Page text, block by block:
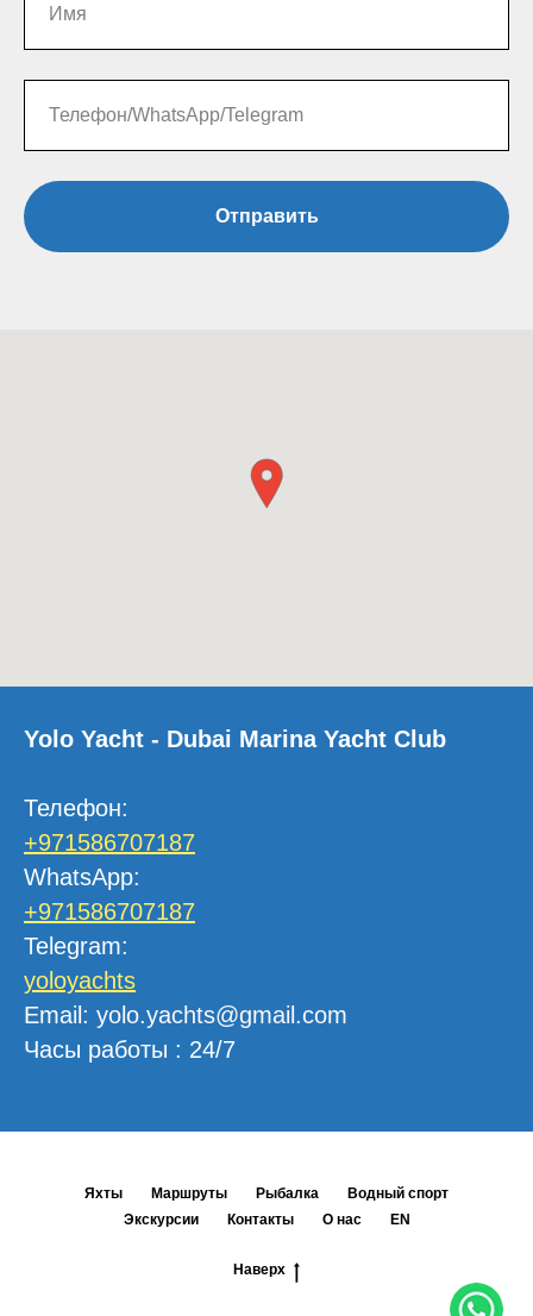
Отправить
Yolo Yacht - Dubai Marina Yacht Club
Телефон:
+971586707187
WhatsApp:
+971586707187
Telegram:
yoloyachts
Email: yolo.yachts@gmail.com
Часы работы : 24/7
Яхты Маршруты Рыбалка
Водный спорт
Экскурсии
Контакты О нас EN
Наверх